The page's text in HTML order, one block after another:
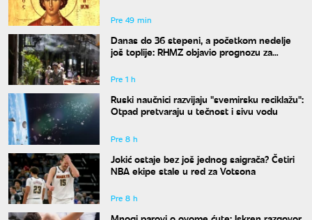
Pre 49 min
Danas do 36 stepeni, a početkom nedelje
još toplije: RHMZ objavio prognozu za
Pre 1 h
Ruski naučnici razvijaju "svemirsku reciklažu":
Otpad pretvaraju u tečnost i sivu vodu
Pre 8 h
Jokić ostaje bez još jednog saigrača? Četiri
NBA ekipe stale u red za Votsona
Pre 8 h